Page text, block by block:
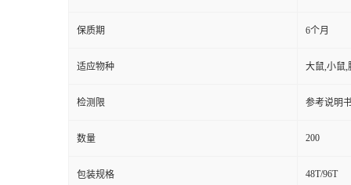
保质期 6个月
适应物种 大鼠,小鼠,
检测限 参考说明
数量 200
包装规格 48T/96T